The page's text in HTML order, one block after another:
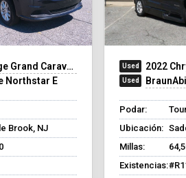
Grand Caravan
Northstar E
Brook, NJ
2022
Podar:
Ubicación:
Millas:
Existencias: